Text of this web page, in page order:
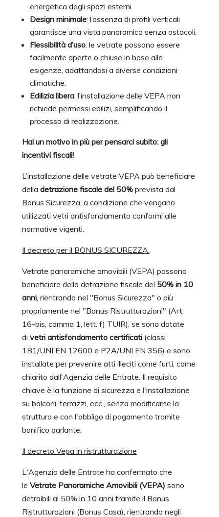
energetica degli spazi esterni.
Design minimale: l’assenza di profili verticali
garantisce una vista panoramica senza ostacoli.
Flessibilità d’uso: le vetrate possono essere
facilmente aperte o chiuse in base alle
esigenze, adattandosi a diverse condizioni
climatiche.
Edilizia libera: l’installazione delle VEPA non
richiede permessi edilizi, semplificando il
processo di realizzazione.
Hai un motivo in più per pensarci subito: gli
incentivi fiscali!
L’installazione delle vetrate VEPA può beneficiare
della detrazione fiscale del 50%prevista dal
Bonus Sicurezza, a condizione che vengano
utilizzati vetri antisfondamento conformi alle
normative vigenti.
Il decreto per il BONUS SICUREZZA.
Vetrate panoramiche amovibili (VEPA) possono
beneficiare della detrazione fiscale del 50% in 10
anni, rientrando nel "Bonus Sicurezza" o più
propriamente nel "Bonus Ristrutturazioni" (Art.
16-bis, comma 1, lett. f) TUIR), se sono dotate
di vetri antisfondamento certificati(classi
1B1/UNI EN 12600 e P2A/UNI EN 356) e sono
installate per prevenire atti illeciti come furti, come
chiarito dall'Agenzia delle Entrate. Il requisito
chiave è la funzione di sicurezza e l'installazione
su balconi, terrazzi, ecc., senza modificarne la
struttura e con l'obbligo di pagamento tramite
bonifico parlante.
Il decreto Vepa in ristrutturazione
L'Agenzia delle Entrate ha confermato che
le Vetrate Panoramiche Amovibili (VEPA) sono
detraibili al 50% in 10 anni tramite il Bonus
Ristrutturazioni (Bonus Casa), rientrando negli